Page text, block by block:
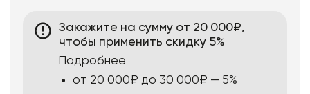
Закажите на сумму от 20 000₽,
чтобы применить скидку 5%
Подробнее
от 20 000₽ до 30 000₽ — 5%